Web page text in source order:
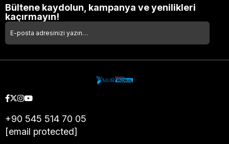
Bültene kaydolun, kampanya ve yenilikleri
kaçırmayın!
+90 545 514 70 05
[email protected]